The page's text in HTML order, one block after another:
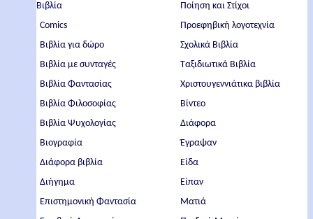
Βιβλία
Comics
Βιβλία για δώρο
Βιβλία με συνταγές
Βιβλία Φαντασίας
Βιβλία Φιλοσοφίας
Βιβλία Ψυχολογίας
Βιογραφία
Διάφορα βιβλία
Διήγημα
Επιστημονική Φαντασία
Ποίηση και Στίχοι
Προεφηβική λογοτεχνία
Σχολικά Βιβλία
Ταξιδιωτικά Βιβλία
Χριστουγεννιάτικα βιβλία
Βίντεο
Διάφορα
Έγραψαν
Είδα
Είπαν
Ματιά